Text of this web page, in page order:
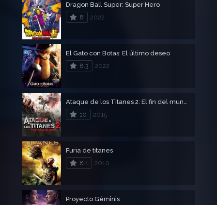
Dragon Ball Super: Super Hero
8
2022
El Gato con Botas: El último deseo
8.3
2022
Ataque de los Titanes 2: El fin del mundo
10
2015
Furia de titanes
8.1
2010
Proyecto Géminis